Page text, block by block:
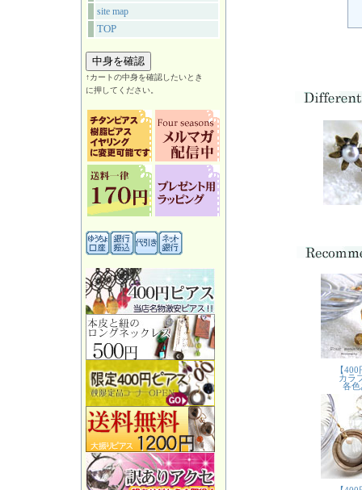
site map
TOP
↑カートの中身を確認したいとき
に押してください。